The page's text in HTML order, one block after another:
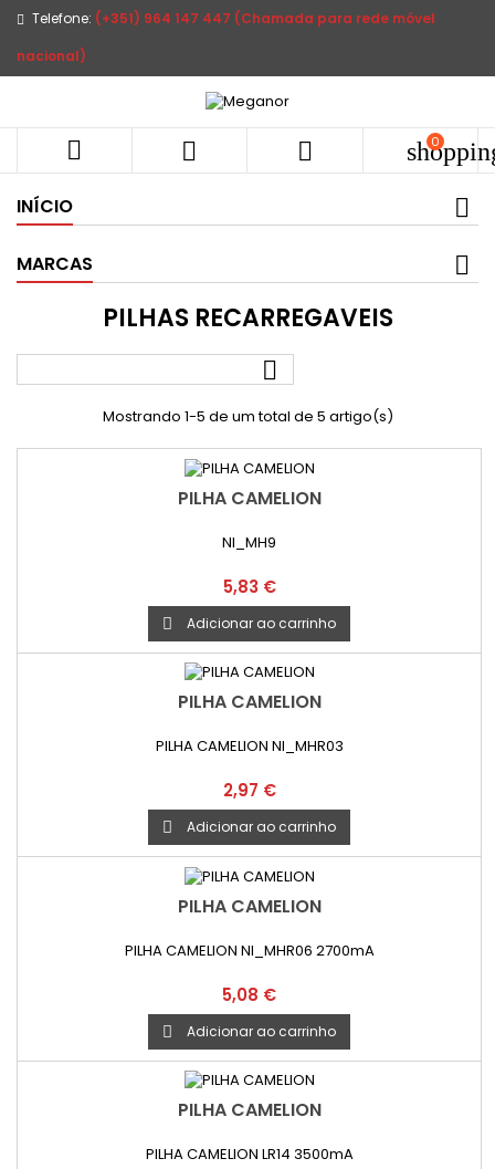
Telefone: (+351) 964 147 447 (Chamada para rede móvel
nacional)
   0
INÍCIO
MARCAS
PILHAS RECARREGAVEIS

Mostrando 1-5 de um total de 5 artigo(s)
PILHA CAMELION
NI_MH9
Preço
5,83 €
 Adicionar ao carrinho
PILHA CAMELION
PILHA CAMELION NI_MHR03
Preço
2,97 €
 Adicionar ao carrinho
PILHA CAMELION
PILHA CAMELION NI_MHR06 2700mA
Preço
5,08 €
 Adicionar ao carrinho
PILHA CAMELION
PILHA CAMELION LR14 3500mA